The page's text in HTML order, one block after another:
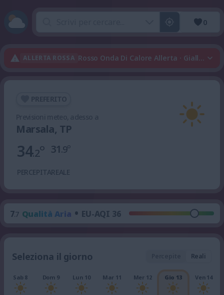
0
ALLERTA ROSSA Rosso Onda Di Calore Allerta · Giallo
Marsala, TP
34.2°
PERCEPITA
31.9°
REALE
7.7 Qualità Aria • EU-AQI 36
Seleziona il giorno Reali
Sab 8 Dom 9 Lun 10 Mar 11 Mer 12 Gio 13 Ven 14